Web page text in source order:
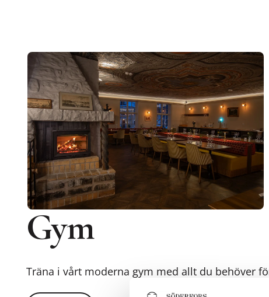
Gym
Träna i vårt moderna gym med allt du behöver